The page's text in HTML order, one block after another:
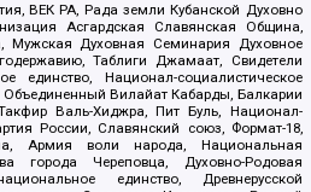
ВЕК РА, Рада земли Кубанской Духовно
Асгардская Славянская Община,
Духовная Семинария Духовное
Таблиги Джамаат, Свидетели
единство, Национал-социалистическое
Вилайат Кабарды, Балкарии
Валь-Хиджра, Пит Буль, Национал-
России, Славянский союз, Формат-18,
Армия воли народа, Национальная
города Череповца, Духовно-Родовая
единство, Древнерусской